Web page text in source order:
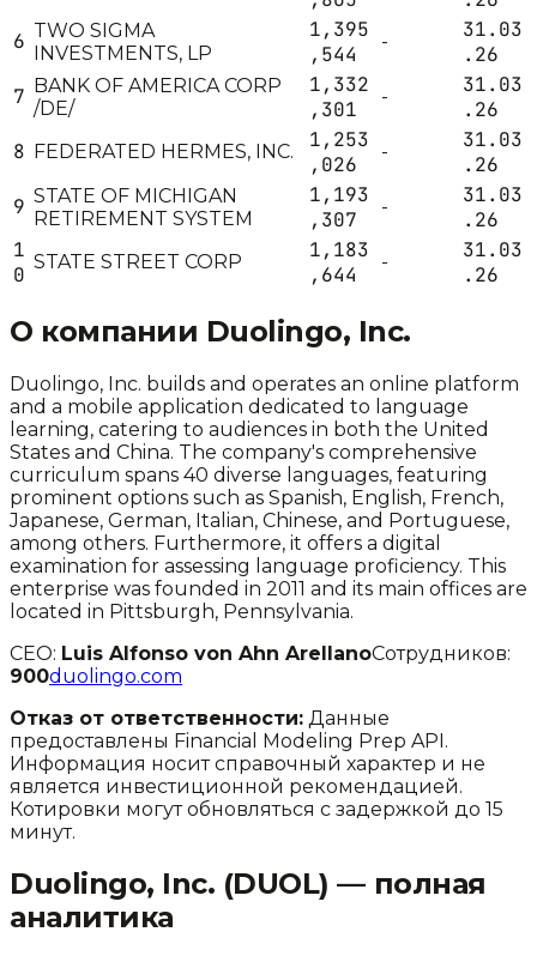
6 TWO SIGMA
INVESTMENTS, LP
1,395
,544
-
31.03
.26
7 BANK OF AMERICA CORP
/DE/
1,332
,301
-
31.03
.26
8 FEDERATED HERMES, INC.
1,253
,026
-
31.03
.26
9 STATE OF MICHIGAN
RETIREMENT SYSTEM
1,193
,307
-
31.03
.26
1
0
STATE STREET CORP
1,183
,644
-
31.03
.26
О компании Duolingo, Inc.
Duolingo, Inc. builds and operates an online platform
and a mobile application dedicated to language
learning, catering to audiences in both the United
States and China. The company's comprehensive
curriculum spans 40 diverse languages, featuring
prominent options such as Spanish, English, French,
Japanese, German, Italian, Chinese, and Portuguese,
among others. Furthermore, it offers a digital
examination for assessing language proficiency. This
enterprise was founded in 2011 and its main offices are
located in Pittsburgh, Pennsylvania.
CEO: Luis Alfonso von Ahn ArellanoСотрудников:
900duolingo.com
Отказ от ответственности: Данные
предоставлены Financial Modeling Prep API.
Информация носит справочный характер и не
является инвестиционной рекомендацией.
Котировки могут обновляться с задержкой до 15
минут.
Duolingo, Inc. (DUOL) — полная
аналитика